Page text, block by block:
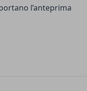
l’anteprima